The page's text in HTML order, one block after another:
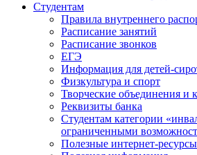
Студентам
Правила внутреннего
Расписание занятий
Расписание звонков
ЕГЭ
Информация для детей-
Физкультура и спорт
Творческие объединения и
Реквизиты банка
Студентам категории
ограниченными
Полезные интернет-ресурсы